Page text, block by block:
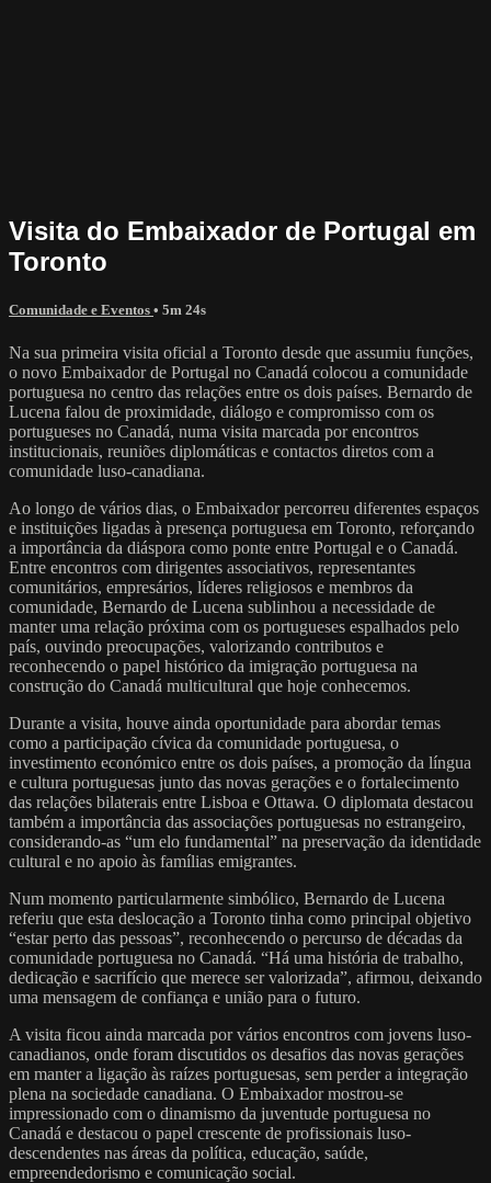
Visita do Embaixador de Portugal em
Toronto
Comunidade e Eventos • 5m 24s
Na sua primeira visita oficial a Toronto desde que assumiu funções,
o novo Embaixador de Portugal no Canadá colocou a comunidade
portuguesa no centro das relações entre os dois países. Bernardo de
Lucena falou de proximidade, diálogo e compromisso com os
portugueses no Canadá, numa visita marcada por encontros
institucionais, reuniões diplomáticas e contactos diretos com a
comunidade luso-canadiana.
Ao longo de vários dias, o Embaixador percorreu diferentes espaços
e instituições ligadas à presença portuguesa em Toronto, reforçando
a importância da diáspora como ponte entre Portugal e o Canadá.
Entre encontros com dirigentes associativos, representantes
comunitários, empresários, líderes religiosos e membros da
comunidade, Bernardo de Lucena sublinhou a necessidade de
manter uma relação próxima com os portugueses espalhados pelo
país, ouvindo preocupações, valorizando contributos e
reconhecendo o papel histórico da imigração portuguesa na
construção do Canadá multicultural que hoje conhecemos.
Durante a visita, houve ainda oportunidade para abordar temas
como a participação cívica da comunidade portuguesa, o
investimento económico entre os dois países, a promoção da língua
e cultura portuguesas junto das novas gerações e o fortalecimento
das relações bilaterais entre Lisboa e Ottawa. O diplomata destacou
também a importância das associações portuguesas no estrangeiro,
considerando-as “um elo fundamental” na preservação da identidade
cultural e no apoio às famílias emigrantes.
Num momento particularmente simbólico, Bernardo de Lucena
referiu que esta deslocação a Toronto tinha como principal objetivo
“estar perto das pessoas”, reconhecendo o percurso de décadas da
comunidade portuguesa no Canadá. “Há uma história de trabalho,
dedicação e sacrifício que merece ser valorizada”, afirmou, deixando
uma mensagem de confiança e união para o futuro.
A visita ficou ainda marcada por vários encontros com jovens luso-
canadianos, onde foram discutidos os desafios das novas gerações
em manter a ligação às raízes portuguesas, sem perder a integração
plena na sociedade canadiana. O Embaixador mostrou-se
impressionado com o dinamismo da juventude portuguesa no
Canadá e destacou o papel crescente de profissionais luso-
descendentes nas áreas da política, educação, saúde,
empreendedorismo e comunicação social.